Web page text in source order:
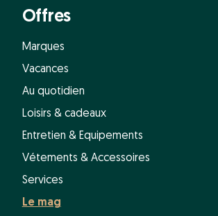
Offres
Marques
Vacances
Au quotidien
Loisirs & cadeaux
Entretien & Equipements
Vétements & Accessoires
Services
Le mag